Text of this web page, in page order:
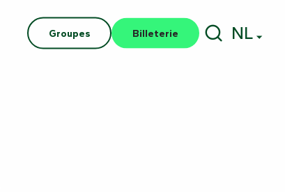
Groupes Billeterie NL